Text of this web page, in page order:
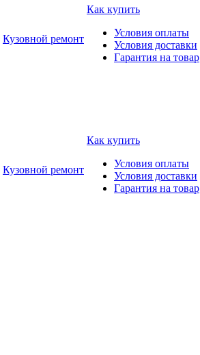
Кузовной ремонт
Как купить
Условия оплаты
Условия доставки
Гарантия на товар
Кузовной ремонт
Как купить
Условия оплаты
Условия доставки
Гарантия на товар